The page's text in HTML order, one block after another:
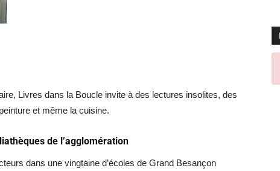
Livres dans la Boucle invite à des lectures insolites, des
et même la cuisine.
de l’agglomération
dans une vingtaine d’écoles de Grand Besançon